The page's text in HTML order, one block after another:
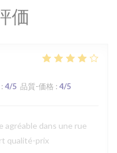
価
: 4/5 品質-価格 : 4/5
agréable dans une rue
qualité-prix